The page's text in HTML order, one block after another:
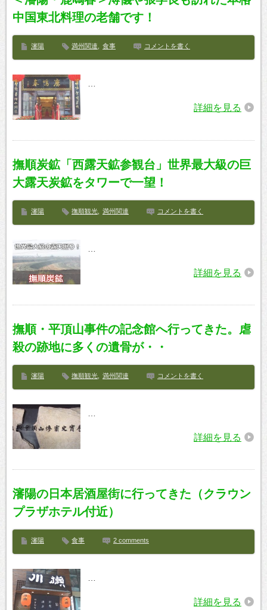
中国東北料理の老舗です！
瀋陽 満州関連 食事 コメントを書く
詳細を見る
撫順炭鉱「西露天鉱参観台」世界最大級の巨
大露天炭鉱をタワーで一望！
瀋陽 撫順観光 満州関連 コメントを書く
詳細を見る
撫順・平頂山事件の記念館へ行ってきた。虐
殺の跡地に多くの遺骨が・・
瀋陽 撫順観光 満州関連 コメントを書く
詳細を見る
瀋陽の日本居酒屋街に行ってきた（クラウン
プラザホテル付近）
瀋陽 食事 2 comments
…
詳細を見る